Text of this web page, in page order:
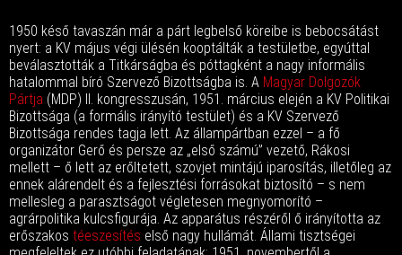
1950 késő tavaszán már a párt legbelső köreibe is bebocsátást
nyert: a KV május végi ülésén kooptálták a testületbe, egyúttal
beválasztották a Titkárságba és póttagként a nagy informális
hatalommal bíró Szervező Bizottságba is. A Magyar Dolgozók
Pártja (MDP) II. kongresszusán, 1951. március elején a KV Politikai
Bizottsága (a formális irányító testület) és a KV Szervező
Bizottsága rendes tagja lett. Az állampártban ezzel – a fő
organizátor Gerő és persze az „első számú” vezető, Rákosi
mellett – ő lett az erőltetett, szovjet mintájú iparosítás, illetőleg az
ennek alárendelt és a fejlesztési forrásokat biztosító – s nem
mellesleg a parasztságot végletesen megnyomorító –
agrárpolitika kulcsfigurája. Az apparátus részéről ő irányította az
erőszakos téeszesítés első nagy hullámát. Állami tisztségei